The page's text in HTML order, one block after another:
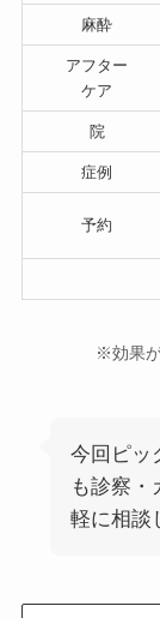
麻酔
アフター
ケア
院
症例
予約
※効果
今回ピッ
も診察・
軽に相談